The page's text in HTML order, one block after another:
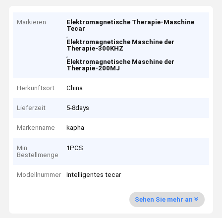
Markieren
Elektromagnetische Therapie-Maschine
Tecar
,
Elektromagnetische Maschine der
Therapie-300KHZ
,
Elektromagnetische Maschine der
Therapie-200MJ
Herkunftsort China
Lieferzeit 5-8days
Markenname kapha
Min
Bestellmenge
1PCS
Modellnummer Intelligentes tecar
Sehen Sie mehr an